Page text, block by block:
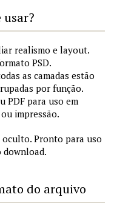
usar?
realismo e layout.
PSD.
as camadas estão
por função.
PDF para uso em
impressão.
Pronto para uso
download.
do arquivo